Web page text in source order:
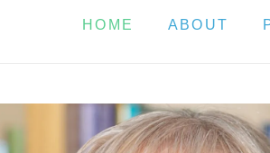
HOME ABOUT